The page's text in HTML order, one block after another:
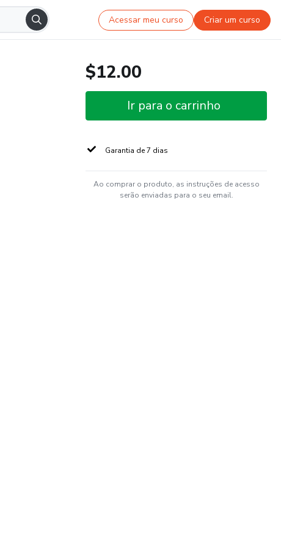
Acessar meu curso Criar um curso
$12.00
Ir para o carrinho
Garantia de 7 dias
Ao comprar o produto, as instruções de acesso
serão enviadas para o seu email.